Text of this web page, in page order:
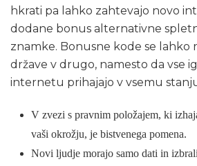
hkrati pa lahko zahtevajo novo
dodane bonus alternativne
znamke. Bonusne kode se lahko
države v drugo, namesto da vse
internetu prihajajo v vsemu
V zvezi s pravnim položajem, ki
vaši okrožju, je bistvenega pomena.
Novi ljudje morajo samo dati in